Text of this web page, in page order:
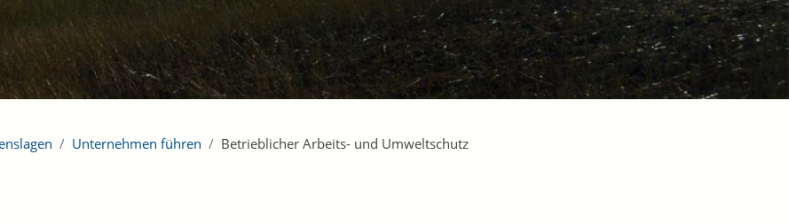
Unternehmen führen Betrieblicher Arbeits- und Umweltschutz